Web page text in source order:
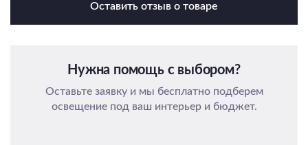
Оставить отзыв о товаре
Нужна помощь с выбором?
Оставьте заявку и мы бесплатно подберем
освещение под ваш интерьер и бюджет.